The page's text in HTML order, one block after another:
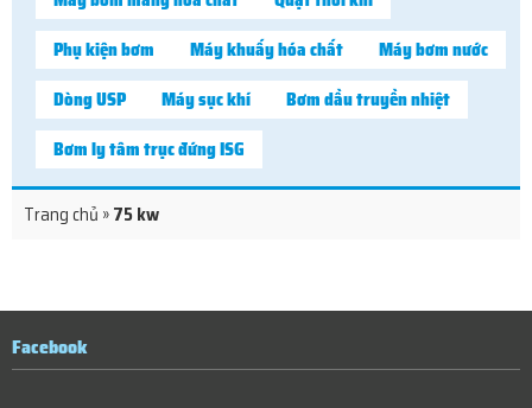
Phụ kiện bơm
Máy khuấy hóa chất
Máy bơm nước
Dòng USP
Máy sục khí
Bơm dầu truyền nhiệt
Bơm ly tâm trục đứng ISG
Trang chủ »75 kw
Facebook